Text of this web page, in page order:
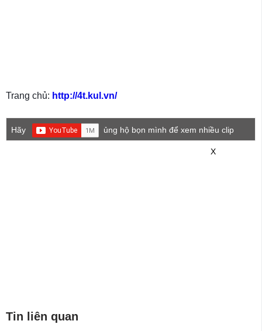
Trang chủ: http://4t.kul.vn/
Hãy
ủng hộ bọn mình để xem nhiều clip
X
Tin liên quan